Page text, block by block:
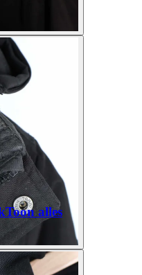
Toon alles